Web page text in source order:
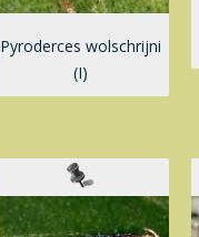
Pyroderces wolschrijni
(I)